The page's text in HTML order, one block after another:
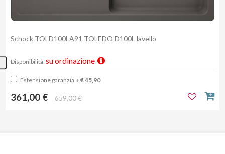
Schock TOLD100LA91 TOLEDO D100L lavello
Disponibilità: su ordinazione
Estensione garanzia + € 45,90
361,00 € 659,00 €